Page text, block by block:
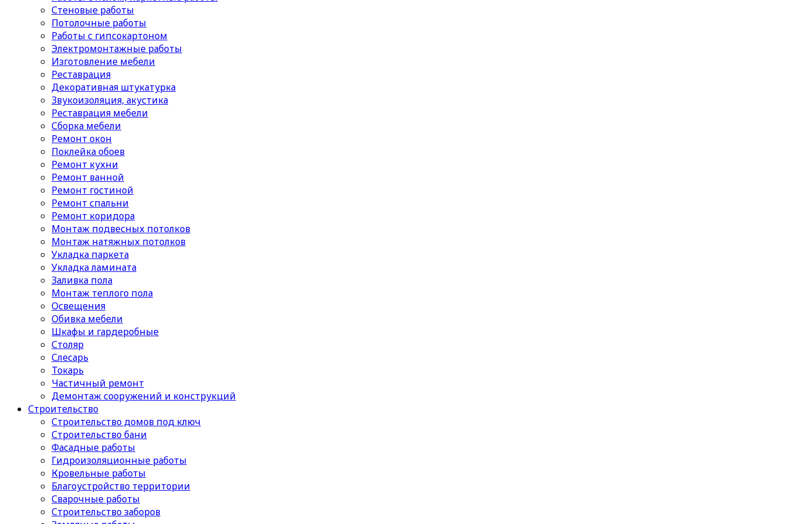
Стеновые работы
Потолочные работы
Работы с гипсокартоном
Электромонтажные работы
Изготовление мебели
Реставрация
Декоративная штукатурка
Звукоизоляция, акустика
Реставрация мебели
Сборка мебели
Ремонт окон
Поклейка обоев
Ремонт кухни
Ремонт ванной
Ремонт гостиной
Ремонт спальни
Ремонт коридора
Монтаж подвесных потолков
Монтаж натяжных потолков
Укладка паркета
Укладка ламината
Заливка пола
Монтаж теплого пола
Освещения
Обивка мебели
Шкафы и гардеробные
Столяр
Слесарь
Токарь
Частичный ремонт
Демонтаж сооружений и конструкций
Строительство
Строительство домов под ключ
Строительство бани
Фасадные работы
Гидроизоляционные работы
Кровельные работы
Благоустройство территории
Сварочные работы
Строительство заборов